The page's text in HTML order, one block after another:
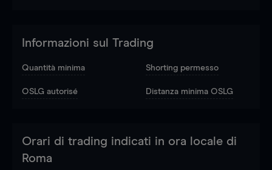
Informazioni sul Trading
Quantità minima Shorting permesso
OSLG autorisé Distanza minima OSLG
Orari di trading indicati in ora locale di
Roma